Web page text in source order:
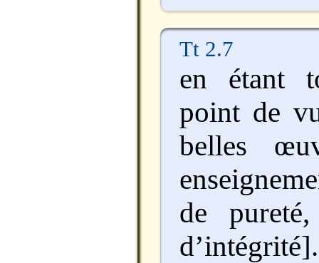
Tt 2.7
en étant
point de
belles
de
d’intégrité].